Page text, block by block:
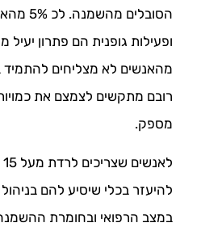
הסובלים
מהאנשים לא מצליחים להתמיד
רובם מתקשים לצמצם את כמויות
מספק.
להיעזר בכלי שיסיע להם
במצב הרפואי ובחומרת